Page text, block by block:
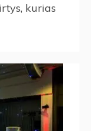
kurias